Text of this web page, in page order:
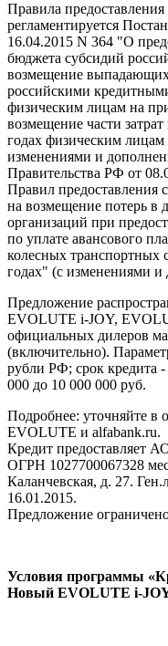
Правила
регламентируется
16.04.2015 N 364 "О
бюджета субсидий
возмещение
российскими
физическим лицам на
возмещение части
годах физическим
изменениями и
Правительства РФ от
Правил предоставления
на возмещение потерь в
организаций при
по уплате авансового
колесных транспортных
годах" (с изменениями
Предложение
EVOLUTE i-JOY,
официальных дилеров
(включительно).
рубли РФ; срок кредита
000 до 10 000 000 руб.
Подробнее: уточняйте в
EVOLUTE и alfabank.ru.
Кредит предоставляет
ОГРН 1027700067328
Каланчевская, д. 27.
16.01.2015.
Предложение
Условия программы
Новый EVOLUTE